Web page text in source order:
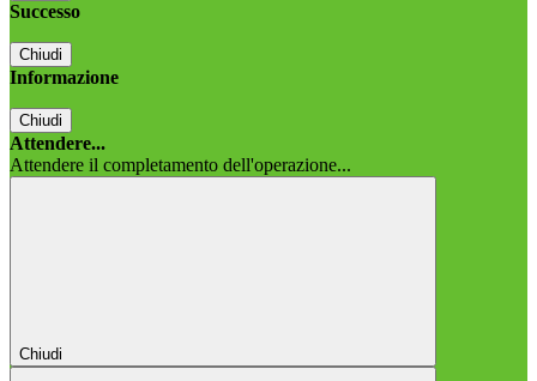
Successo
Chiudi
Informazione
Chiudi
Attendere...
Attendere il completamento dell'operazione...
Chiudi